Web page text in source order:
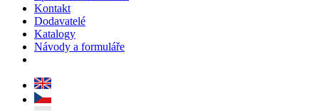
Kontakt
Dodavatelé
Katalogy
Návody a formuláře